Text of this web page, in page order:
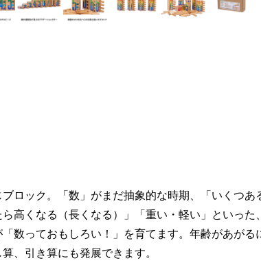
ロック。「数」がまだ抽象的な時期、「いくつあ
ら高くなる（長くなる）」「重い・軽い」といった
数っておもしろい！」を育てます。年齢があがる
、引き算にも発展できます。